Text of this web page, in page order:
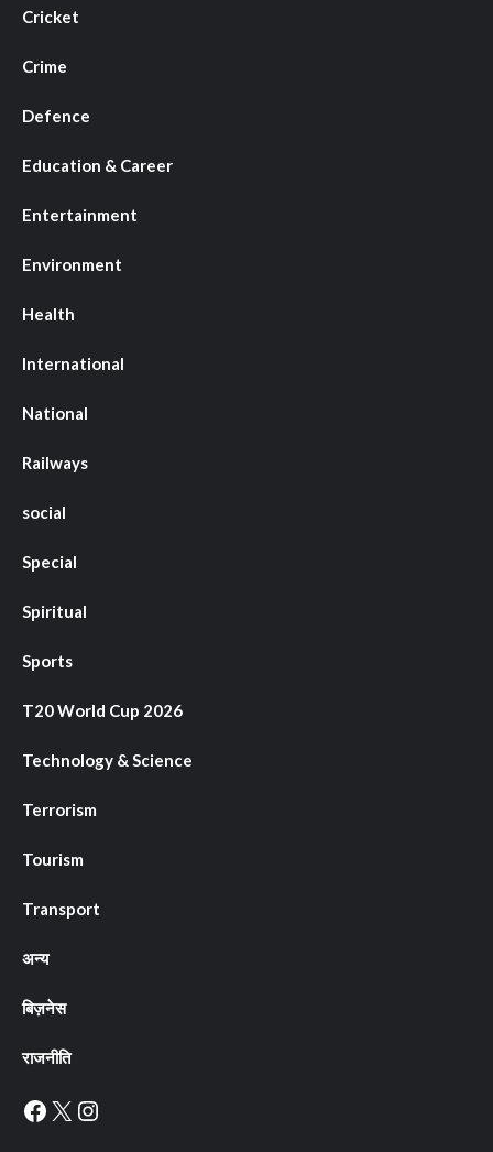
Cricket
Crime
Defence
Education & Career
Entertainment
Environment
Health
International
National
Railways
social
Special
Spiritual
Sports
T20 World Cup 2026
Technology & Science
Terrorism
Tourism
Transport
अन्य
बिज़नेस
राजनीति
Facebook
X Instagram